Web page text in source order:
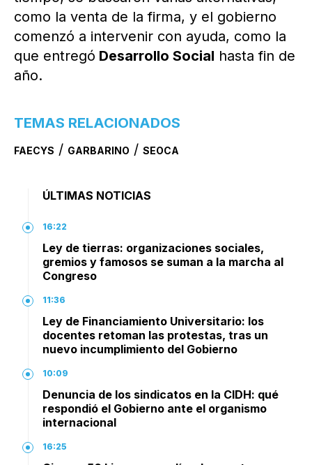
como la venta de la firma, y el gobierno
comenzó a intervenir con ayuda, como la
que entregó Desarrollo Social hasta fin de
año.
TEMAS RELACIONADOS
FAECYS / GARBARINO / SEOCA
ÚLTIMAS NOTICIAS
16:22
Ley de tierras: organizaciones sociales,
gremios y famosos se suman a la marcha al
Congreso
11:36
Ley de Financiamiento Universitario: los
docentes retoman las protestas, tras un
nuevo incumplimiento del Gobierno
10:09
Denuncia de los sindicatos en la CIDH: qué
respondió el Gobierno ante el organismo
internacional
16:25